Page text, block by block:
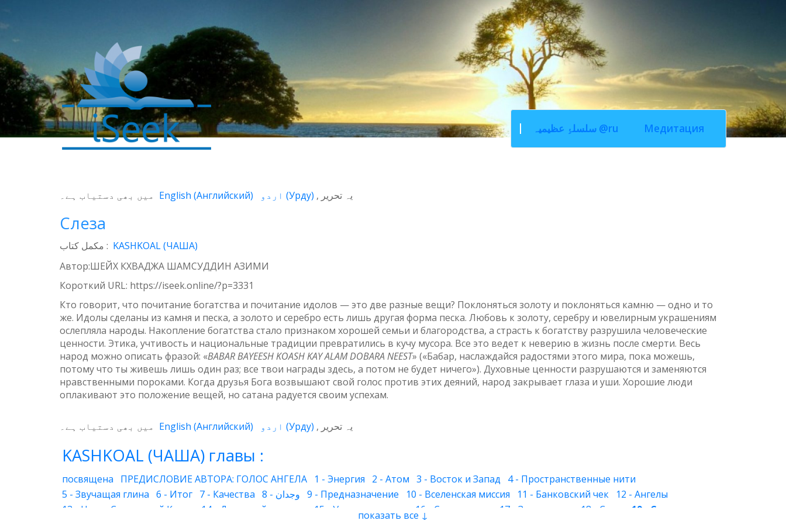
سلسلۂِ عظیمیہ @ru Медитация
یہ تحریر (Урду)
English (Английский) میں بھی دستیاب ہے۔
Слеза
مکمل کتاب : KASHKOAL (ЧАША)
Автор:ШЕЙХ КХВАДЖА ШАМСУДДИН АЗИМИ
Короткий URL: https://iseek.online/?p=3331
Кто говорит, что почитание богатства и почитание идолов — это две разные вещи? Поклоняться золоту и поклоняться камню — одно и то
же. Идолы сделаны из камня и песка, а золото и серебро есть лишь другая форма песка. Любовь к золоту, серебру и ювелирным украшениям
ослепляла народы. Накопление богатства стало признаком хорошей семьи и благородства, а страсть к богатству разрушила человеческие
ценности. Этика, учтивость и национальные традиции превратились в кучу мусора. Все это ведет к неверию в жизнь после смерти. Весь
народ можно описать фразой: «BABAR BAYEESH KOASH KAY ALAM DOBARA NEEST» («Бабар, наслаждайся радостями этого мира, пока можешь,
потому что ты живешь лишь один раз; все твои награды здесь, а потом не будет ничего»). Духовные ценности разрушаются и заменяются
нравственными пороками. Когда друзья Бога возвышают свой голос против этих деяний, народ закрывает глаза и уши. Хорошие люди
оплакивают это положение вещей, но сатана радуется своим успехам.
یہ تحریر (Урду)
English (Английский) میں بھی دستیاب ہے۔
KASHKOAL (ЧАША) главы :
посвящена ПРЕДИСЛОВИЕ АВТОРА: ГОЛОС АНГЕЛА 1 - Энергия 2 - Атом 3 - Восток и Запад
4 - Пространственные нити
5 - Звучащая глина 6 - Итог 7 - Качества 8 - وجدان 9 - Предназначение 10 - Вселенская миссия 11 - Банковский чек
12 - Ангелы
13 - Наука Священной Книги
14 - Духовный человек 15 - Умиротворение 16 - Страх и горе 17 - Знакомство 18 - Слуга
19 - Слеза
показать все ↓